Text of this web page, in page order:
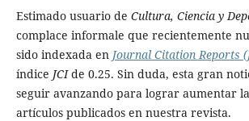
Estimado usuario de Cultura, Ciencia y
complace informale que recientemente
sido indexada en Journal Citation Reports
índice JCIde 0.25. Sin duda, esta gran
seguir avanzando para lograr aumentar
artículos publicados en nuestra revista.